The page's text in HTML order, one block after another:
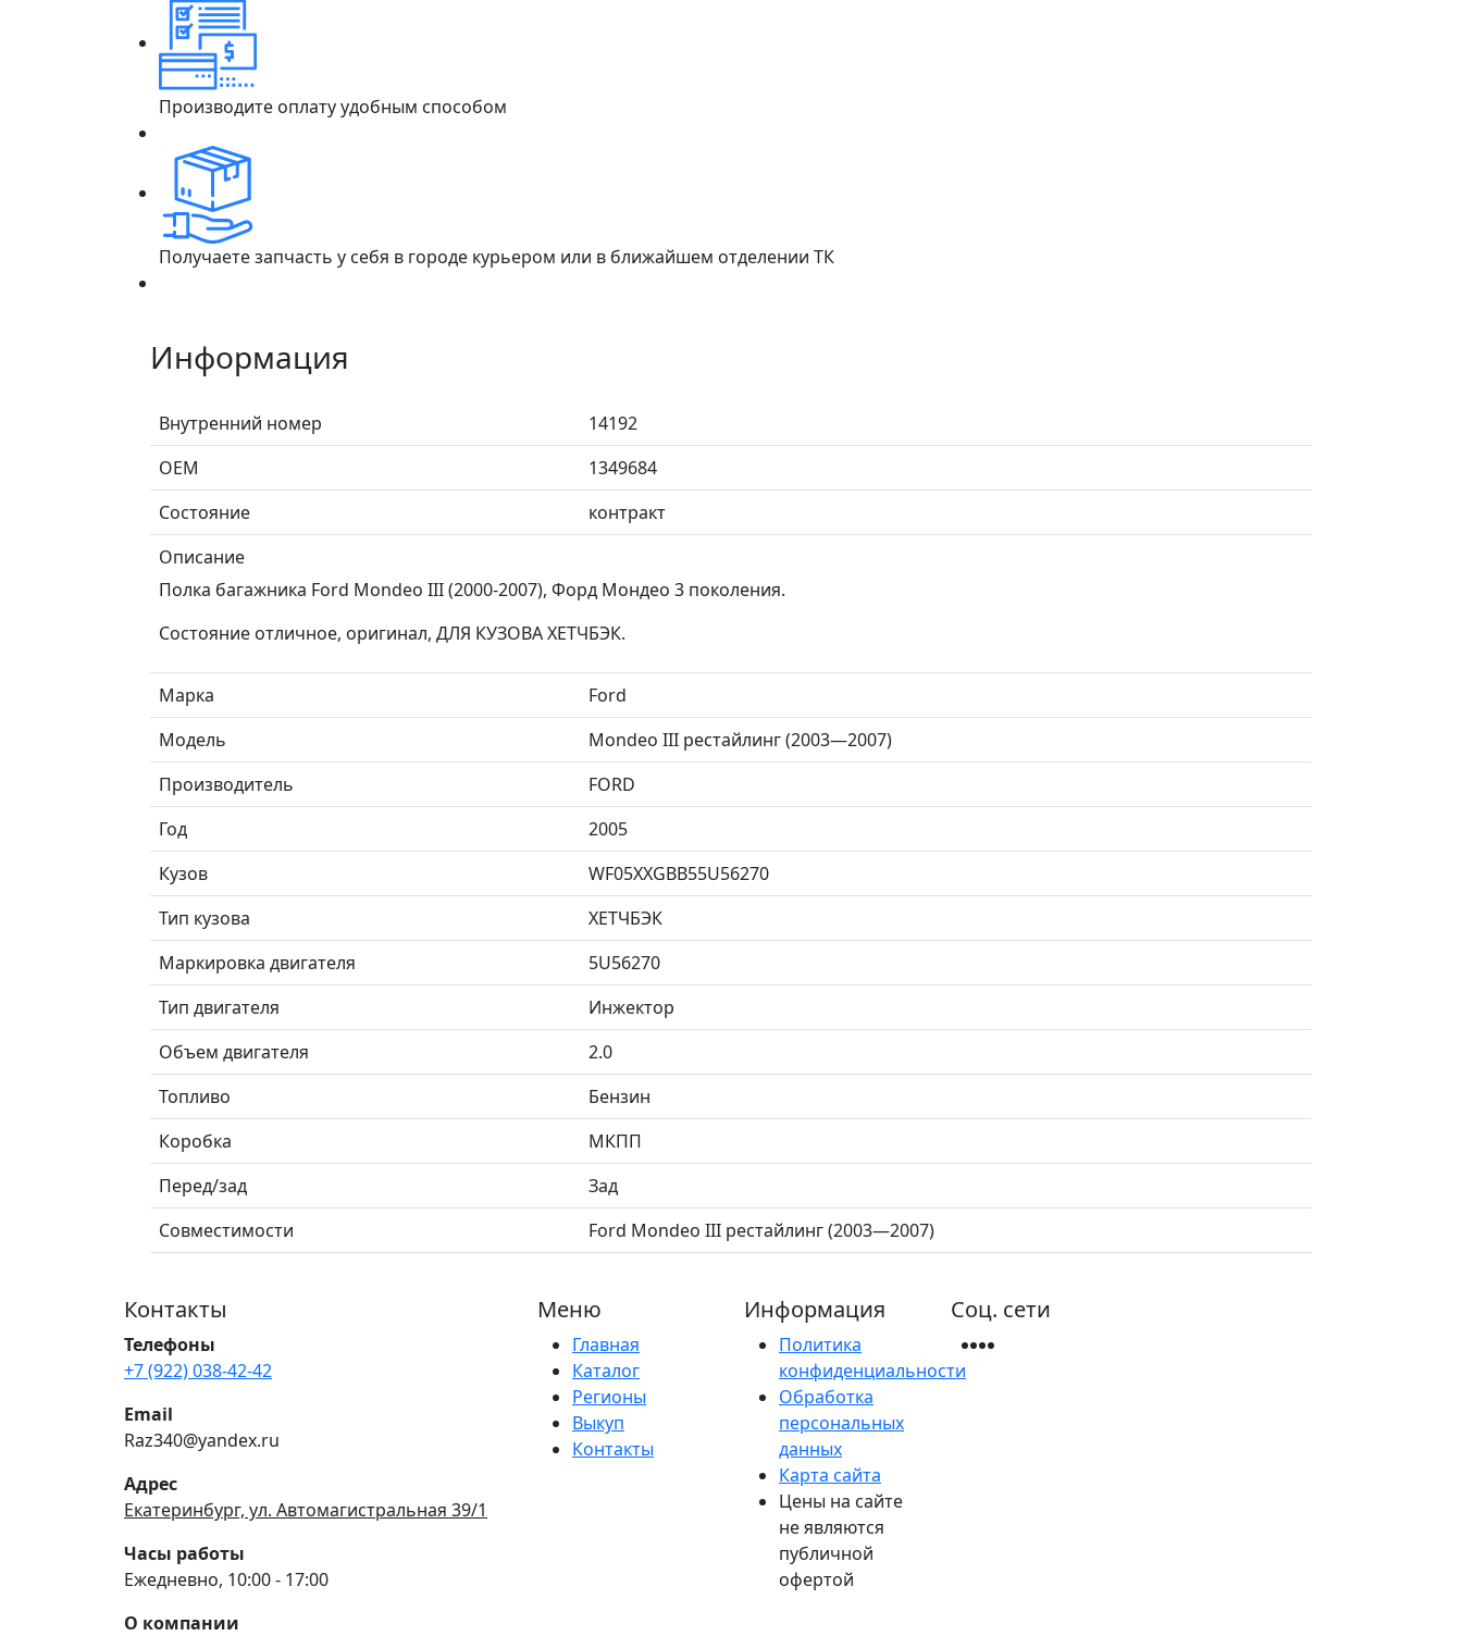
Производите оплату удобным способом
Получаете запчасть у себя в городе курьером или в ближайшем отделении ТК
Информация
Внутренний номер
14192
ОЕМ
1349684
Состояние
контракт
Описание
Полка багажника Ford Mondeo III (2000-2007), Форд Мондео 3 поколения.
Состояние отличное, оригинал, ДЛЯ КУЗОВА ХЕТЧБЭК.
Марка
Ford
Модель
Mondeo III рестайлинг (2003—2007)
Производитель
FORD
Год
2005
Кузов
WF05XXGBB55U56270
Тип кузова
ХЕТЧБЭК
Маркировка двигателя
5U56270
Тип двигателя
Инжектор
Объем двигателя
2.0
Топливо
Бензин
Коробка
МКПП
Перед/зад
Зад
Совместимости
Ford Mondeo III рестайлинг (2003—2007)
Контакты
Телефоны
+7 (922) 038-42-42
Email
Raz340@yandex.ru
Адрес
Екатеринбург, ул. Автомагистральная 39/1
Часы работы
Ежедневно, 10:00 - 17:00
О компании
Меню
Главная
Каталог
Регионы
Выкуп
Контакты
Информация
Политика
конфиденциальности
Обработка
персональных
данных
Карта сайта
Цены на сайте
не являются
публичной
офертой
Соц. сети